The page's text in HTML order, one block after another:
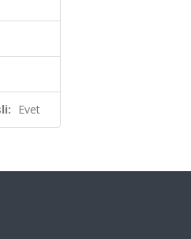
Evet